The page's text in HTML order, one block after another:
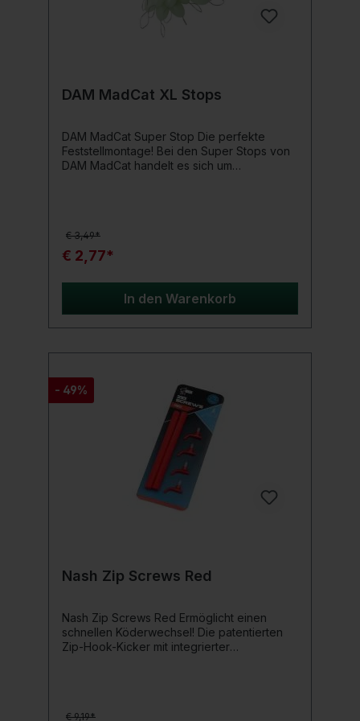
DAM MadCat XL Stops
DAM MadCat Super Stop Die perfekte
Feststellmontage! Bei den Super Stops von
DAM MadCat handelt es sich um
Größe: X-Large
€ 3,49*
€ 2,77*
In den Warenkorb
- 49%
Nash Zip Screws Red
Nash Zip Screws Red Ermöglicht einen
schnellen Köderwechsel! Die patentierten
Zip-Hook-Kicker mit integrierter
€ 9,19*